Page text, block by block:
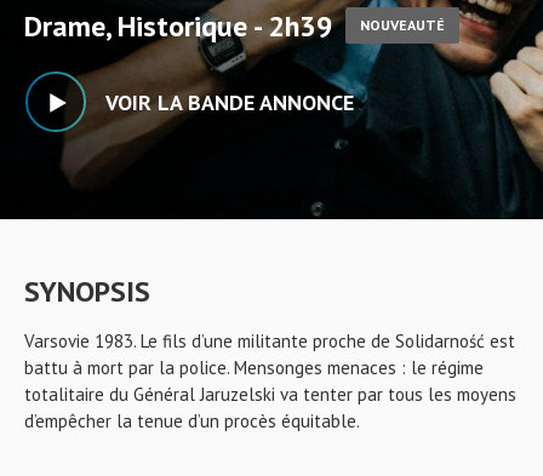
Drame, Historique - 2h39 NOUVEAUTÉ
VOIR LA BANDE ANNONCE
SYNOPSIS
Varsovie 1983. Le fils d’une militante proche de Solidarność est
battu à mort par la police. Mensonges menaces : le régime
totalitaire du Général Jaruzelski va tenter par tous les moyens
d’empêcher la tenue d’un procès équitable.